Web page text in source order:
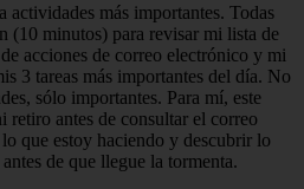
actividades más importantes. Todas
(10 minutos) para revisar mi lista de
acciones de correo electrónico y mi
3 tareas más importantes del día. No
sólo importantes. Para mí, este
antes de consultar el correo
que estoy haciendo y descubrir lo
de que llegue la tormenta.